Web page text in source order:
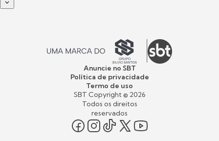
Anuncie no SBT
Política de privacidade
Termo de uso
SBT Copyright © 2026
Todos os direitos
reservados